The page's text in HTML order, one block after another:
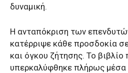
δυναμική.
Η ανταπόκριση των
κατέρριψε κάθε προσδοκία
και όγκου ζήτησης. Το
υπερκαλύφθηκε πλήρως